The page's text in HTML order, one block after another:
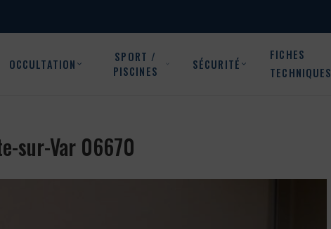
OCCULTATION
SPORT /
PISCINES
SÉCURITÉ
FICHES
TECHNIQUES
sur-Var 06670